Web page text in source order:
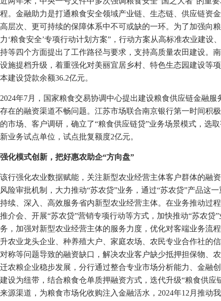
程。金融助力是打通粮食安全领域产业链、生态链、供应链资
高层次、更可持续的保障体系中不可或缺的一环。为了加强向
力‘粮食安全’专项行动计划方案”，行动方案从高标准农业建
持等四个方面提出了工作路径与要求，支持高质量农田建设。
设施提档升级，着重强化对美丽宜居乡村、特色生态园建设等
本建设贷款余额36.2亿元。
2024年7月，国家粮食交易协调中心提出建设粮食供应链金融
存在的融资渠道不畅问题。江苏市场联合南京银行第一时间积
的市场、客户调研，确立了“粮食供应链贷”业务场景模式，选
新业务试点单位，试点批复额度2亿元。
强化模式创新，把好惠农助企“方向盘”
该行强化农业数据赋能，关注新型农业经营主体客户群体的融
风险审批机制，大力推动“苏农贷”业务，通过“苏农贷”产品这
持续、深入、高效服务省内新型农业经营主体。在业务推动过
推介会、开展“苏农贷”营销专项行动等方式，加快推动“苏农
务，加强对新型农业经营主体的服务力度，优化对客端业务流
升农业龙头企业、种养殖大户、家庭农场、农民专业合作社的
对称等问题导致的融资缺口，解决农业客户缺少抵押担保物、
迁农粮企业稳步发展，分行通过整合专业市场分析能力、金融
建设为纽带，结合粮食仓单质押融资方式，迭代升级“粮食供
来源渠道，为粮食市场化收购注入金融活水，2024年12月推动